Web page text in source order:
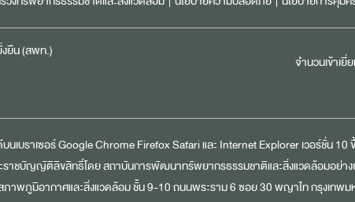
ยืน (สพท.)
จำนวนเข้าเยี่
นเบราเซอร์Google ChromeFirefoxSafariและ Internet Explorerเวอร์ชั่น 10
าชบัญญัติลิขสิทธิ์โดย สถาบันการพัฒนาทรัพยากรธรรมชาติและสิ่งแวดล้อมอย่า
ภาพภูมิอากาศและสิ่งแวดล้อม ชั้น 9-10 ถนนพระราม 6 ซอย 30 พญาไท กรุงเทพ